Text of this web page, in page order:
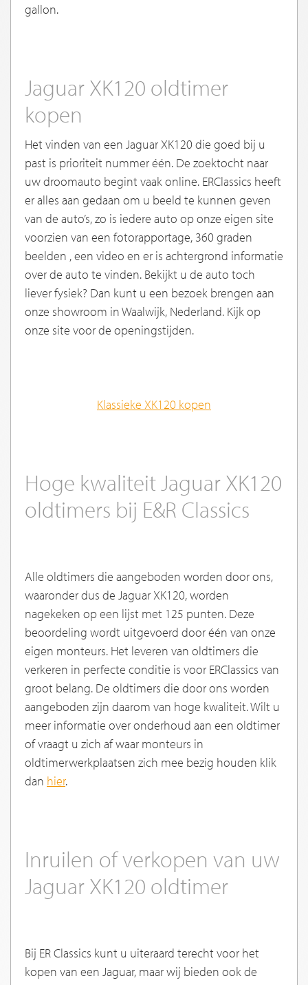
gallon.
Jaguar XK120 oldtimer
kopen
Het vinden van een Jaguar XK120 die goed bij u
past is prioriteit nummer één. De zoektocht naar
uw droomauto begint vaak online. ERClassics heeft
er alles aan gedaan om u beeld te kunnen geven
van de auto’s, zo is iedere auto op onze eigen site
voorzien van een fotorapportage, 360 graden
beelden , een video en er is achtergrond informatie
over de auto te vinden. Bekijkt u de auto toch
liever fysiek? Dan kunt u een bezoek brengen aan
onze showroom in Waalwijk, Nederland. Kijk op
onze site voor de openingstijden.
Klassieke XK120 kopen
Hoge kwaliteit Jaguar XK120
oldtimers bij E&R Classics
Alle oldtimers die aangeboden worden door ons,
waaronder dus de Jaguar XK120, worden
nagekeken op een lijst met 125 punten. Deze
beoordeling wordt uitgevoerd door één van onze
eigen monteurs. Het leveren van oldtimers die
verkeren in perfecte conditie is voor ERClassics van
groot belang. De oldtimers die door ons worden
aangeboden zijn daarom van hoge kwaliteit. Wilt u
meer informatie over onderhoud aan een oldtimer
of vraagt u zich af waar monteurs in
oldtimerwerkplaatsen zich mee bezig houden klik
dan hier.
Inruilen of verkopen van uw
Jaguar XK120 oldtimer
Bij ER Classics kunt u uiteraard terecht voor het
kopen van een Jaguar, maar wij bieden ook de